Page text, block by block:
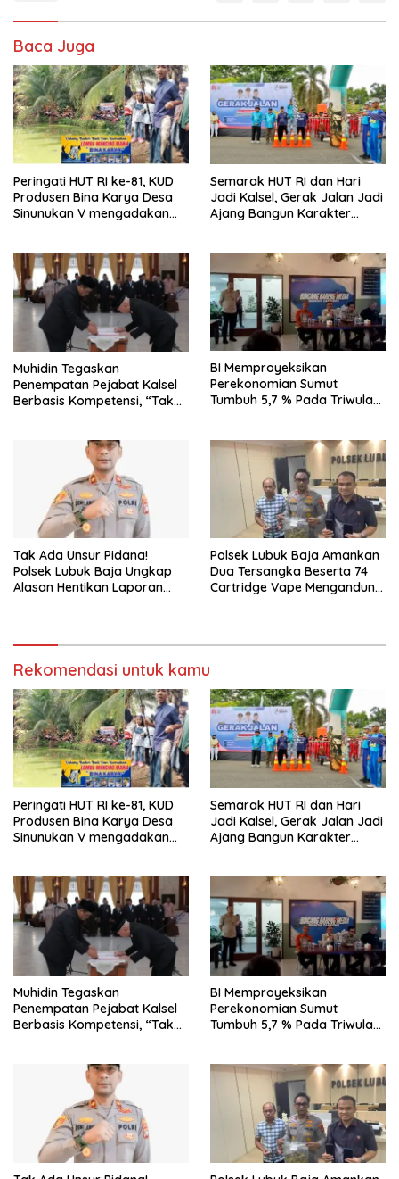
Baca Juga
Peringati HUT RI ke-81, KUD
Produsen Bina Karya Desa
Sinunukan V mengadakan
Semarak HUT RI dan Hari
Jadi Kalsel, Gerak Jalan Jadi
Ajang Bangun Karakter
Muhidin Tegaskan
Penempatan Pejabat Kalsel
Berbasis Kompetensi, “Tak
BI Memproyeksikan
Perekonomian Sumut
Tumbuh 5,7 % Pada Triwulan
Tak Ada Unsur Pidana!
Polsek Lubuk Baja Ungkap
Alasan Hentikan Laporan
Polsek Lubuk Baja Amankan
Dua Tersangka Beserta 74
Cartridge Vape Mengandung
Rekomendasi untuk kamu
Peringati HUT RI ke-81, KUD
Produsen Bina Karya Desa
Sinunukan V mengadakan
Semarak HUT RI dan Hari
Jadi Kalsel, Gerak Jalan Jadi
Ajang Bangun Karakter
Muhidin Tegaskan
Penempatan Pejabat Kalsel
Berbasis Kompetensi, “Tak
BI Memproyeksikan
Perekonomian Sumut
Tumbuh 5,7 % Pada Triwulan